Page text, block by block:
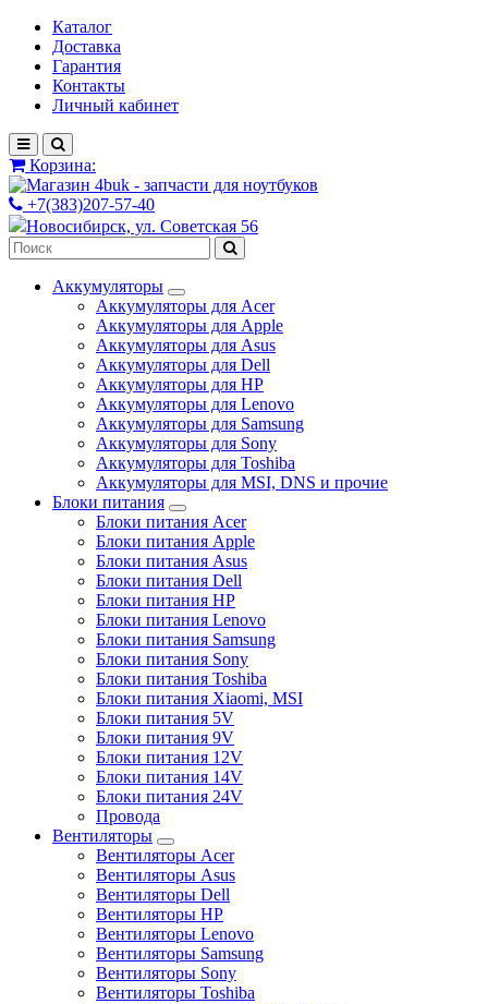
Каталог
Доставка
Гарантия
Контакты
Личный кабинет
Корзина:
+7(383)207-57-40
Новосибирск, ул. Советская 56
Аккумуляторы
Аккумуляторы для Acer
Аккумуляторы для Apple
Аккумуляторы для Asus
Аккумуляторы для Dell
Аккумуляторы для HP
Аккумуляторы для Lenovo
Аккумуляторы для Samsung
Аккумуляторы для Sony
Аккумуляторы для Toshiba
Аккумуляторы для MSI, DNS и прочие
Блоки питания
Блоки питания Acer
Блоки питания Apple
Блоки питания Asus
Блоки питания Dell
Блоки питания HP
Блоки питания Lenovo
Блоки питания Samsung
Блоки питания Sony
Блоки питания Toshiba
Блоки питания Xiaomi, MSI
Блоки питания 5V
Блоки питания 9V
Блоки питания 12V
Блоки питания 14V
Блоки питания 24V
Провода
Вентиляторы
Вентиляторы Acer
Вентиляторы Asus
Вентиляторы Dell
Вентиляторы HP
Вентиляторы Lenovo
Вентиляторы Samsung
Вентиляторы Sony
Вентиляторы Toshiba